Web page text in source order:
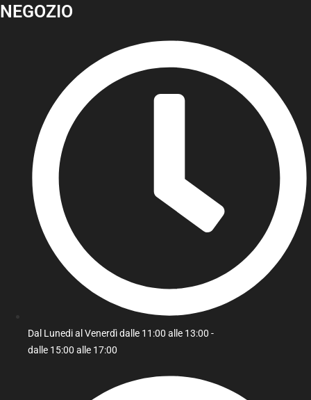
NEGOZIO
Dal Lunedi al Venerdì dalle 11:00 alle 13:00 -
dalle 15:00 alle 17:00